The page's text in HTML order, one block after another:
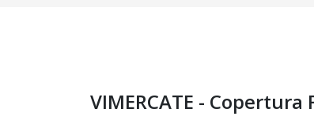
VIMERCATE - Copertura